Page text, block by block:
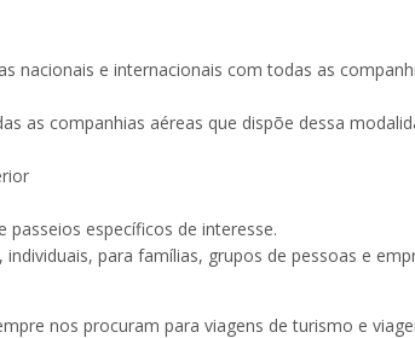
nacionais e internacionais com todas as
as companhias aéreas que dispõe dessa
específicos de interesse.
para famílias, grupos de pessoas e
nos procuram para viagens de turismo e